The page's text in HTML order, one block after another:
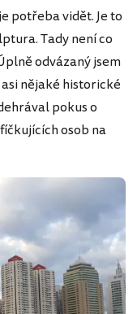
potřeba vidět. Je to
Tady není co
odvázaný jsem
nějaké historické
pokus o
osob na